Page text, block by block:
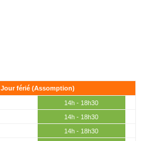
Jour férié (Assomption)
14h - 18h30
14h - 18h30
14h - 18h30